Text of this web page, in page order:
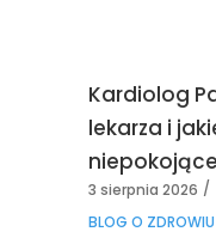
Kardiolog
lekarza i
3 sierpnia 2026
BLOG O